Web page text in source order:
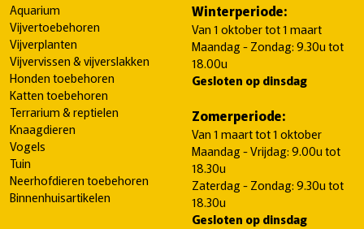
Aquarium
Vijvertoebehoren
Vijverplanten
Vijvervissen & vijverslakken
Honden toebehoren
Katten toebehoren
Terrarium & reptielen
Knaagdieren
Vogels
Tuin
Neerhofdieren toebehoren
Binnenhuisartikelen
Winterperiode:
Van 1 oktober tot 1 maart
Maandag - Zondag: 9.30u tot
18.00u
Gesloten op dinsdag
Zomerperiode:
Van 1 maart tot 1 oktober
Maandag - Vrijdag: 9.00u tot
18.30u
Zaterdag - Zondag: 9.30u tot
18.30u
Gesloten op dinsdag